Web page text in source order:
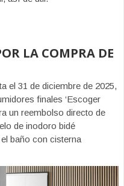
LA COMPRA DE
el 31 de diciembre de 2025,
finales ‘Escoger
un reembolso directo de
de inodoro bidé
baño con cisterna